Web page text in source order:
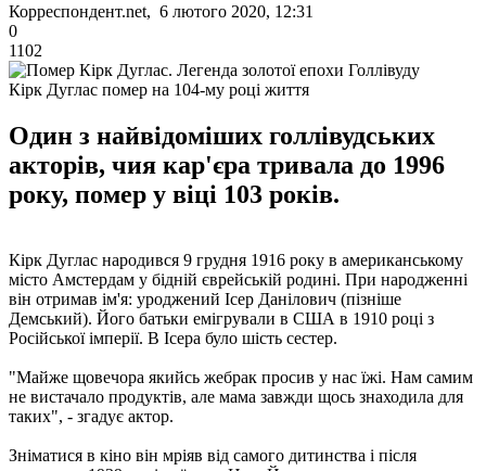
Корреспондент.net, 6 лютого 2020, 12:31
0
1102
Кірк Дуглас помер на 104-му році життя
Один з найвідоміших голлівудських
акторів, чия кар'єра тривала до 1996
року, помер у віці 103 років.
Кірк Дуглас народився 9 грудня 1916 року в американському
місто Амстердам у бідній єврейській родині. При народженні
він отримав ім'я: уроджений Ісер Данілович (пізніше
Демський). Його батьки емігрували в США в 1910 році з
Російської імперії. В Ісера було шість сестер.
"Майже щовечора якийсь жебрак просив у нас їжі. Нам самим
не вистачало продуктів, але мама завжди щось знаходила для
таких", - згадує актор.
Зніматися в кіно він мріяв від самого дитинства і після